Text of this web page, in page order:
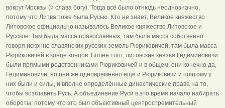
вокруг Москвы (и слава богу). Тогда всё было отнюдь неоднозначно,
потому что Литва тоже была Русью. Кто не знает, Великое княжество
Литовское официально называлось Великое княжество Литовское и
Русское. Там была масса православных, там была масса собственно
говоря исконно славянских русских земель Рюриковичей, там была масса
Рюриковичей в конце концов. Более того, литовские князья Гедиминовичи
были прямыми родственниками Рюриковичей и в общем, они конечно да,
Гедиминовичи, но они же одновременно ещё и Рюриковичи и поэтому у
них были и силы, и вполне определённые династические права на то,
чтобы возглавить Русь. А объединение Руси в это время начало набирать
обороты, потому что это был объективный центростремительный